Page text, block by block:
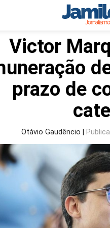
Victor
prazo de
Otávio Gaudêncio |